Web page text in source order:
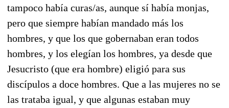
tampoco había curas/as, aunque sí había monjas,
pero que siempre habían mandado más los
hombres, y que los que gobernaban eran todos
hombres, y los elegían los hombres, ya desde que
Jesucristo (que era hombre) eligió para sus
discípulos a doce hombres. Que a las mujeres no se
las trataba igual, y que algunas estaban muy